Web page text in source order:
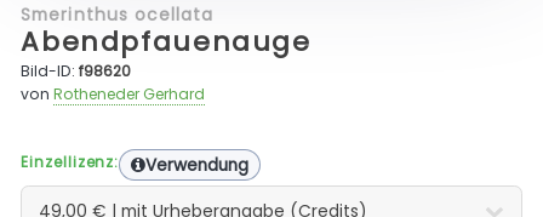
Smerinthus ocellata
Abendpfauenauge
Bild-ID:f98620
vonRotheneder Gerhard
Einzellizenz: Verwendung